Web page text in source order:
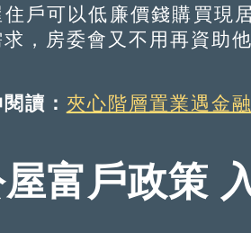
住戶可以低廉價錢購買現
，房委會又不用再資助他
讀： 夾心階層置業遇金
富戶政策